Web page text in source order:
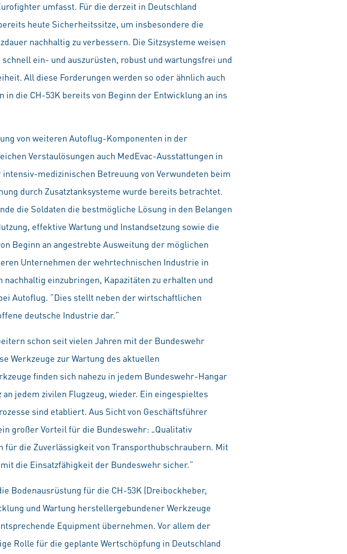
umfasst. Für die derzeit in Deutschland
heute Sicherheitssitze, um insbesondere die
nachhaltig zu verbessern. Die Sitzsysteme weisen
ein- und auszurüsten, robust und wartungsfrei und
All diese Forderungen werden so oder ähnlich auch
die CH-53K bereits von Beginn der Entwicklung an ins
von weiteren Autoflug-Komponenten in der
Verstaulösungen auch MedEvac-Ausstattungen in
medizinischen Betreuung von Verwundeten beim
durch Zusatztanksysteme wurde bereits betrachtet.
die Soldaten die bestmögliche Lösung in den Belangen
effektive Wartung und Instandsetzung sowie die
Beginn an angestrebte Ausweitung der möglichen
Unternehmen der wehrtechnischen Industrie in
einzubringen, Kapazitäten zu erhalten und
Autoflug. “Dies stellt neben der wirtschaftlichen
deutsche Industrie dar.“
schon seit vielen Jahren mit der Bundeswehr
Werkzeuge zur Wartung des aktuellen
finden sich nahezu in jedem Bundeswehr-Hangar
jedem zivilen Flugzeug, wieder. Ein eingespieltes
sind etabliert. Aus Sicht von Geschäftsführer
großer Vorteil für die Bundeswehr: „Qualitativ
die Zuverlässigkeit von Transporthubschraubern. Mit
die Einsatzfähigkeit der Bundeswehr sicher.“
Bodenausrüstung für die CH-53K (Dreibockheber,
und Wartung herstellergebundener Werkzeuge
Equipment übernehmen. Vor allem der
Rolle für die geplante Wertschöpfung in Deutschland